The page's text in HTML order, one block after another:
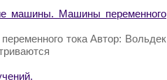
машины. Машины переменного
тока Автор: Вольдек